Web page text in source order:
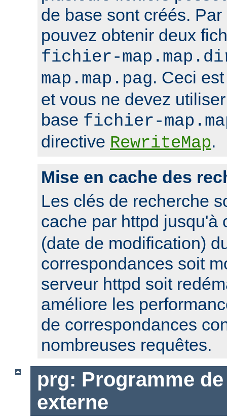
de base sont créés.
pouvez obtenir deux
fichier-
map.map.pag. Ceci
et vous ne devez
base fichier-
directive RewriteMap.
Mise en cache des
Les clés de recherche
cache par httpd jusqu'à
(date de modification)
correspondances soit
serveur httpd soit
améliore les
de correspondances
nombreuses requêtes.
prg: Programme
externe